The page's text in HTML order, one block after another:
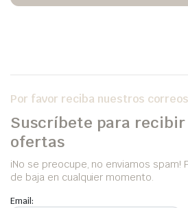
Por favor reciba nuestros correos
Suscríbete para
ofertas
iNo se preocupe, no enviamos spam!
de baja en cualquier momento.
Email: